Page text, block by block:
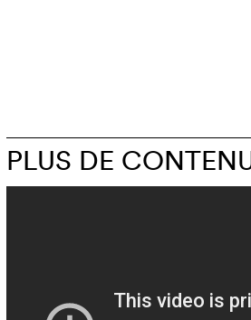
PLUS DE